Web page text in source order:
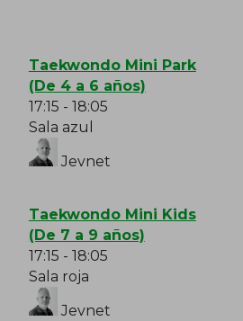
Taekwondo Mini Park
(De 4 a 6 años)
17:15 - 18:05
Sala azul
Jevnet
Taekwondo Mini Kids
(De 7 a 9 años)
17:15 - 18:05
Sala roja
Jevnet